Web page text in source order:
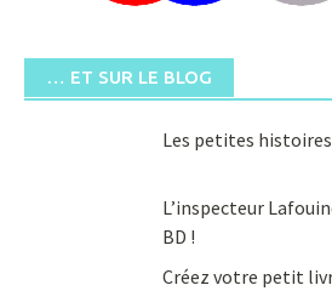
… ET SUR LE BLOG
Les petites
L’inspecteur
BD !
Créez votre petit